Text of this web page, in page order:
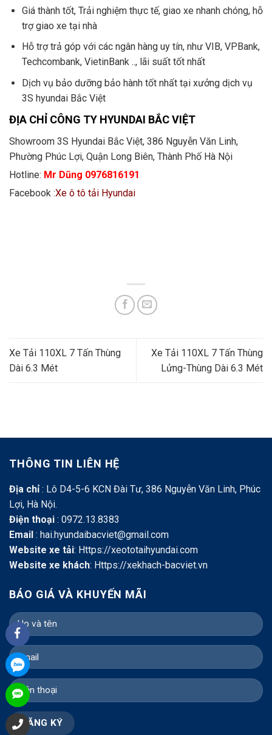
Giá thành tốt, Trải nghiệm thực tế, giao xe nhanh chóng, hỗ
trợ giao xe tại nhà
Hỗ trợ trả góp với các ngân hàng uy tín, như VIB, VPBank,
Techcombank, VietinBank .., lãi suất tốt nhất
Dịch vụ bảo dưỡng bảo hành tốt nhất tại xưởng dịch vụ
3S hyundai Bắc Việt
ĐỊA CHỈ CÔNG TY HYUNDAI BẮC VIỆT
Showroom 3S Hyundai Bắc Việt, 386 Nguyễn Văn Linh,
Phường Phúc Lợi, Quận Long Biên, Thành Phố Hà Nội
Hotline: Mr Dũng 0976816191
Facebook :Xe ô tô tải Hyundai
Xe Tải 110XL 7 Tấn Thùng
Dài 6.3 Mét
Xe Tải 110XL 7 Tấn Thùng
Lửng-Thùng Dài 6.3 Mét
THÔNG TIN LIÊN HỆ
Địa chỉ: Lô D4-5-6 KCN Đài Tư, 386 Nguyễn Văn Linh, Phúc
Lợi, Hà Nội.
Điện thoại : 0972.13.8383
Email : hai.hyundaibacviet@gmail.com
Website xe tải: Https://xeototaihyundai.com
Website xe khách: Https://xekhach-bacviet.vn
BÁO GIÁ VÀ KHUYẾN MÃI